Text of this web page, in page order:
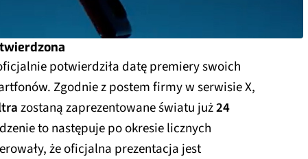
potwierdziła datę premiery swoich
Zgodnie z postem firmy w serwisie X,
zostaną zaprezentowane światu już24
to następuje po okresie licznych
że oficjalna prezentacja jest